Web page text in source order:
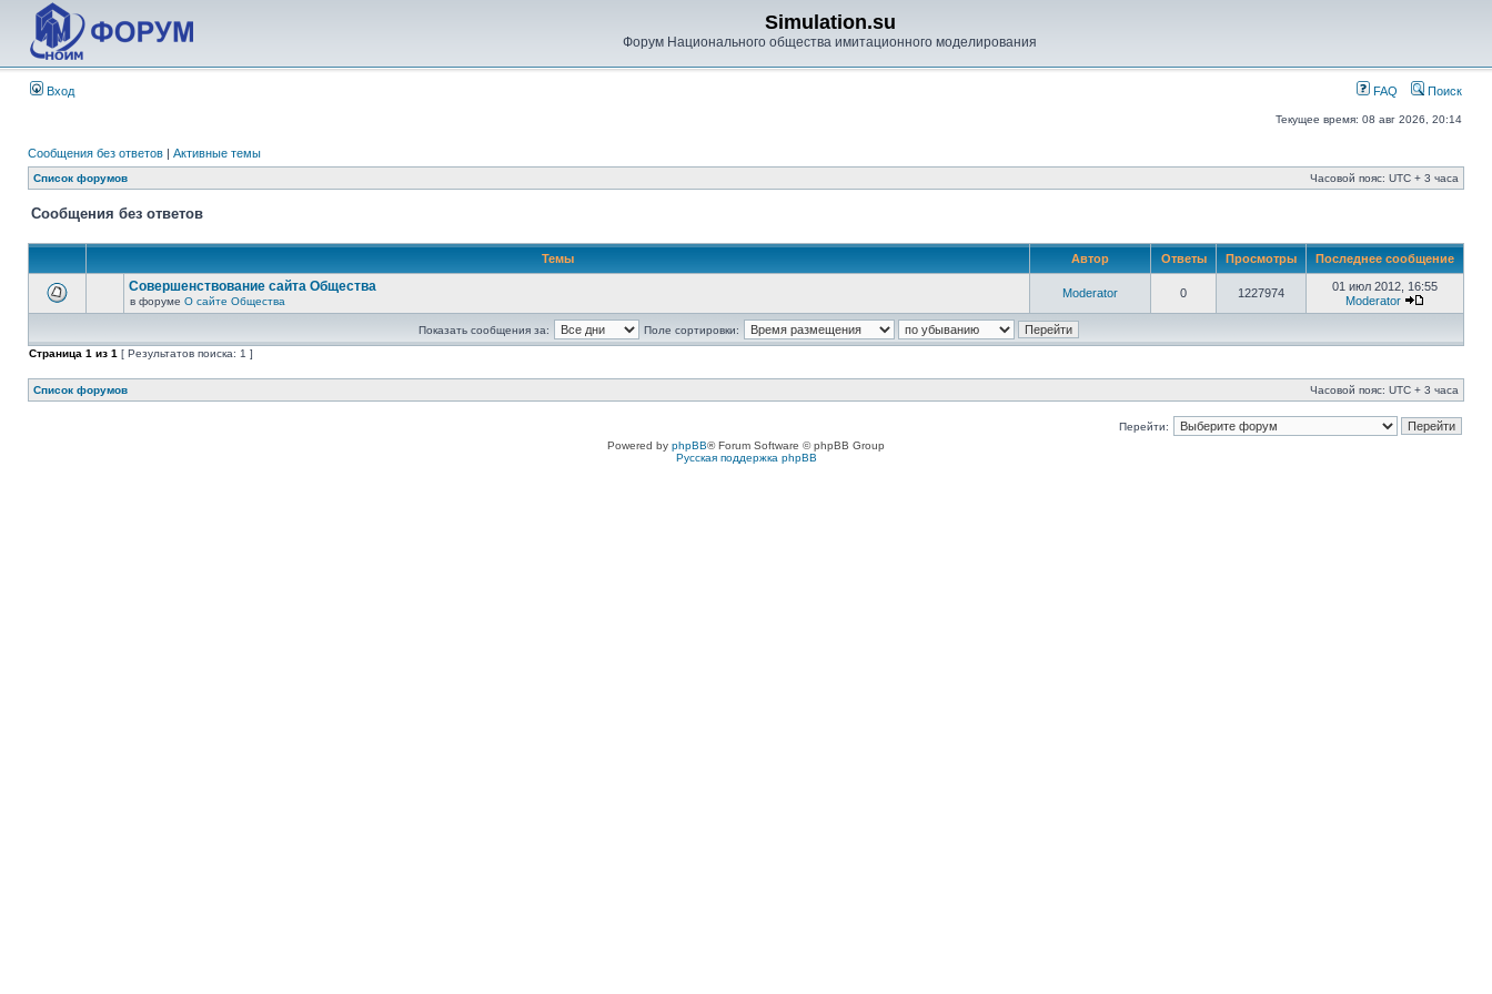
Simulation.su
Форум Национального общества имитационного моделирования
Вход FAQ Поиск
Текущее время: 08 авг 2026, 20:14
Сообщения без ответов | Активные темы
Список форумов Часовой пояс: UTC + 3 часа
Сообщения без ответов
Темы Автор Ответы Просмотры Последнее сообщение
Совершенствование сайта Общества
в форуме О сайте Общества
Moderator 0 1227974
01 июл 2012, 16:55
Moderator
Показать сообщения за:
Поле сортировки:
Страница 1 из 1 [ Результатов поиска: 1 ]
Список форумов Часовой пояс: UTC + 3 часа
Перейти:
Powered by phpBB® Forum Software © phpBB Group
Русская поддержка phpBB